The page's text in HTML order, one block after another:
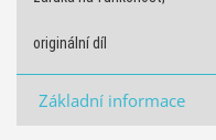
originální díl
Základní informace